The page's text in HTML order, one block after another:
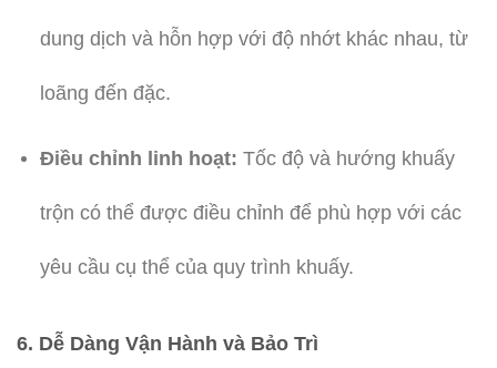
dung dịch và hỗn hợp với độ nhớt khác nhau, từ
loãng đến đặc.
Điều chỉnh linh hoạt: Tốc độ và hướng khuấy
trộn có thể được điều chỉnh để phù hợp với các
yêu cầu cụ thể của quy trình khuấy.
6. Dễ Dàng Vận Hành và Bảo Trì